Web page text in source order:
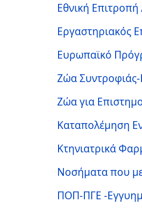
Εθνική
Εργαστηριακός
Ευρωπαϊκό
Ζώα Συντροφιάς-
Ζώα για
Καταπολέμηση
Κτηνιατρικά
Νοσήματα που
ΠΟΠ-ΠΓΕ -